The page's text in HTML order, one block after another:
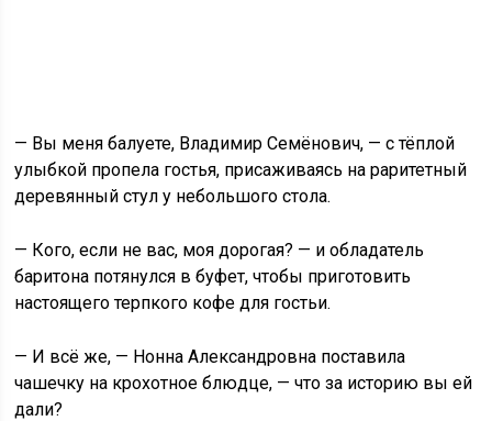
— Вы меня балуете, Владимир Семёнович, — с тёплой
улыбкой пропела гостья, присаживаясь на раритетный
деревянный стул у небольшого стола.
— Кого, если не вас, моя дорогая? — и обладатель
баритона потянулся в буфет, чтобы приготовить
настоящего терпкого кофе для гостьи.
— И всё же, — Нонна Александровна поставила
чашечку на крохотное блюдце, — что за историю вы ей
дали?